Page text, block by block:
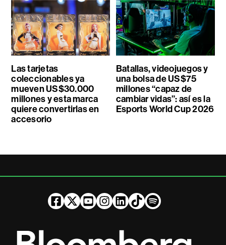
Las tarjetas
coleccionables ya
mueven US$30.000
millones y esta marca
quiere convertirlas en
accesorio
Batallas, videojuegos y
una bolsa de US$75
millones “capaz de
cambiar vidas”: así es la
Esports World Cup 2026